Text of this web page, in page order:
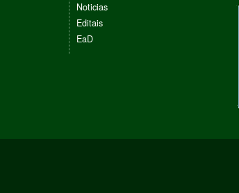
Noticias
Editais
EaD